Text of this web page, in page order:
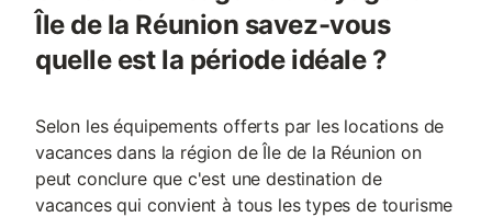
Île de la Réunion savez-vous
quelle est la période idéale ?
Selon les équipements offerts par les locations de
vacances dans la région de Île de la Réunion on
peut conclure que c'est une destination de
vacances qui convient à tous les types de tourisme